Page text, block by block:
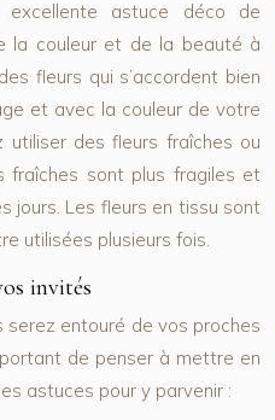
astuce déco de
la couleur et de la beauté à
fleurs qui s’accordent bien
et avec la couleur de votre
utiliser des fleurs fraîches ou
fraîches sont plus fragiles et
jours. Les fleurs en tissu sont
utilisées plusieurs fois.
invités
serez entouré de vos proches
de penser à mettre en
astuces pour y parvenir :